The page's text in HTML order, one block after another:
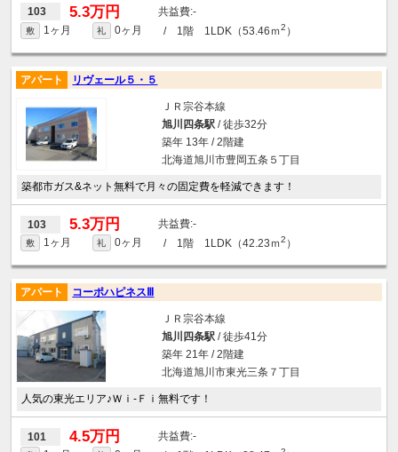
103 5.3万円 -
敷 1ヶ月 礼 0ヶ月 / 1階 1LDK（53.46ｍ2 ）
アパート リヴェール５・５
ＪＲ宗谷本線
旭川四条駅/ 徒歩32分
築年 13年 / 2階建
北海道旭川市豊岡五条５丁目
築都市ガス&ネット無料で月々の固定費を軽減できます！
103 5.3万円 -
敷 1ヶ月 礼 0ヶ月 / 1階 1LDK（42.23ｍ2 ）
アパート コーポハピネスⅢ
ＪＲ宗谷本線
旭川四条駅/ 徒歩41分
築年 21年 / 2階建
北海道旭川市東光三条７丁目
人気の東光エリア♪Ｗｉ-Ｆｉ無料です！
101 4.5万円 -